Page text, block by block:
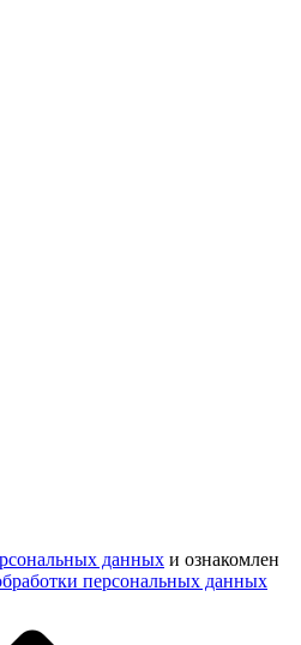
данных и ознакомлен
персональных данных